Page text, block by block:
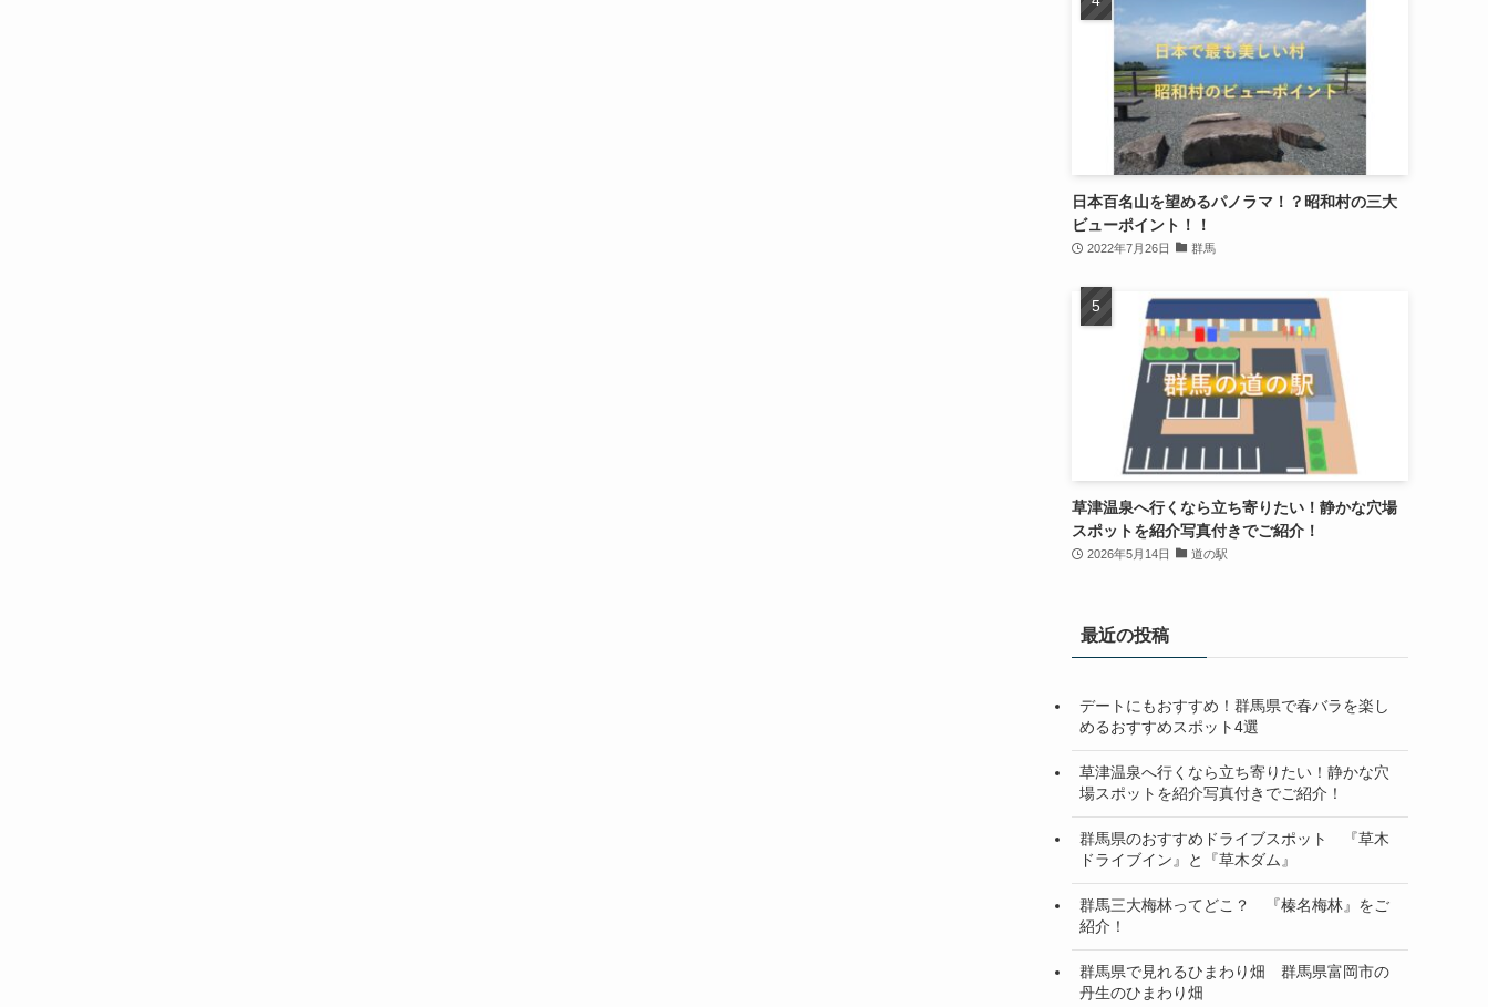
日本百名山を望めるパノラマ！？昭和村の三大
ビューポイント！！
2022年7月26日 群馬
草津温泉へ行くなら立ち寄りたい！静かな穴場
スポットを紹介写真付きでご紹介！
2026年5月14日 道の駅
最近の投稿
デートにもおすすめ！群馬県で春バラを楽し
めるおすすめスポット4選
草津温泉へ行くなら立ち寄りたい！静かな穴
場スポットを紹介写真付きでご紹介！
群馬県のおすすめドライブスポット 『草木
ドライブイン』と『草木ダム』
群馬三大梅林ってどこ？ 『榛名梅林』をご
紹介！
群馬県で見れるひまわり畑 群馬県富岡市の
丹生のひまわり畑